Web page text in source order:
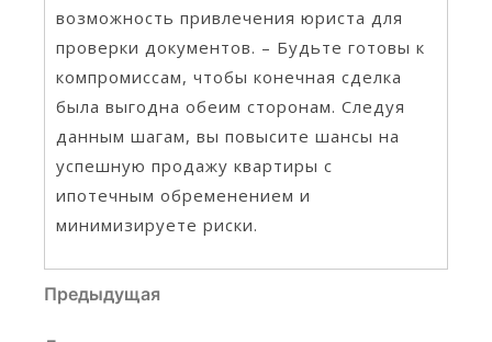
возможность привлечения юриста для
проверки документов. – Будьте готовы к
компромиссам, чтобы конечная сделка
была выгодна обеим сторонам. Следуя
данным шагам, вы повысите шансы на
успешную продажу квартиры с
ипотечным обременением и
минимизируете риски.
Навигация по записям
Предыдущая запись
Предыдущая